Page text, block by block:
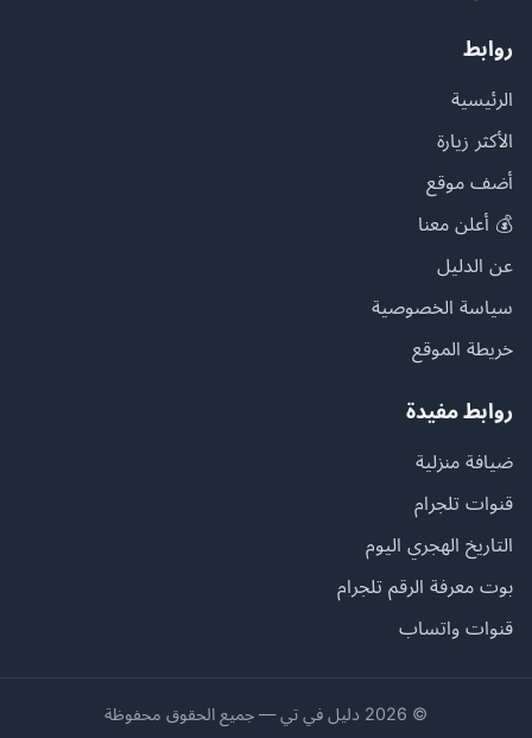
روابط
الرئيسية
الأكثر زيارة
أضف موقع
💰 أعلن معنا
عن الدليل
سياسة الخصوصية
خريطة الموقع
روابط مفيدة
ضيافة منزلية
قنوات تلجرام
التاريخ الهجري اليوم
بوت معرفة الرقم تلجرام
قنوات واتساب
© 2026 دليل في تي — جميع الحقوق محفوظة